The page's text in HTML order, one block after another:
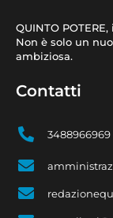
QUINTO
Non è solo un
ambiziosa.
Contatti
3488966969